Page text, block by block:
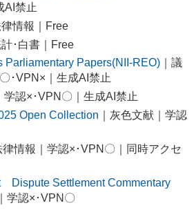
禁止
律情報｜Free
計･白書｜Free
Parliamentary Papers(NII-REO) ｜議
･VPN×｜生成AI禁止
学認×･VPN〇｜生成AI禁止
Open Collection ｜灰色文献｜学認
律情報｜学認×･VPN〇｜同時アクセ
Dispute Settlement Commentary
学認×･VPN〇